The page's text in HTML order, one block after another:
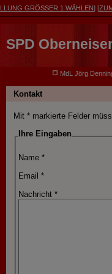
GRÖSSER 1 WÄHLEN] [
SPD
Kontakt
Mit * markierte Felder
Ihre Eingaben
Name *
Email *
Nachricht *
MdL Jörg